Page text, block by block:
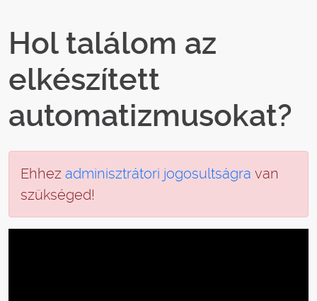
Hol találom az
elkészített
automatizmusokat?
Ehhez adminisztrátori jogosultságra van
szükséged!